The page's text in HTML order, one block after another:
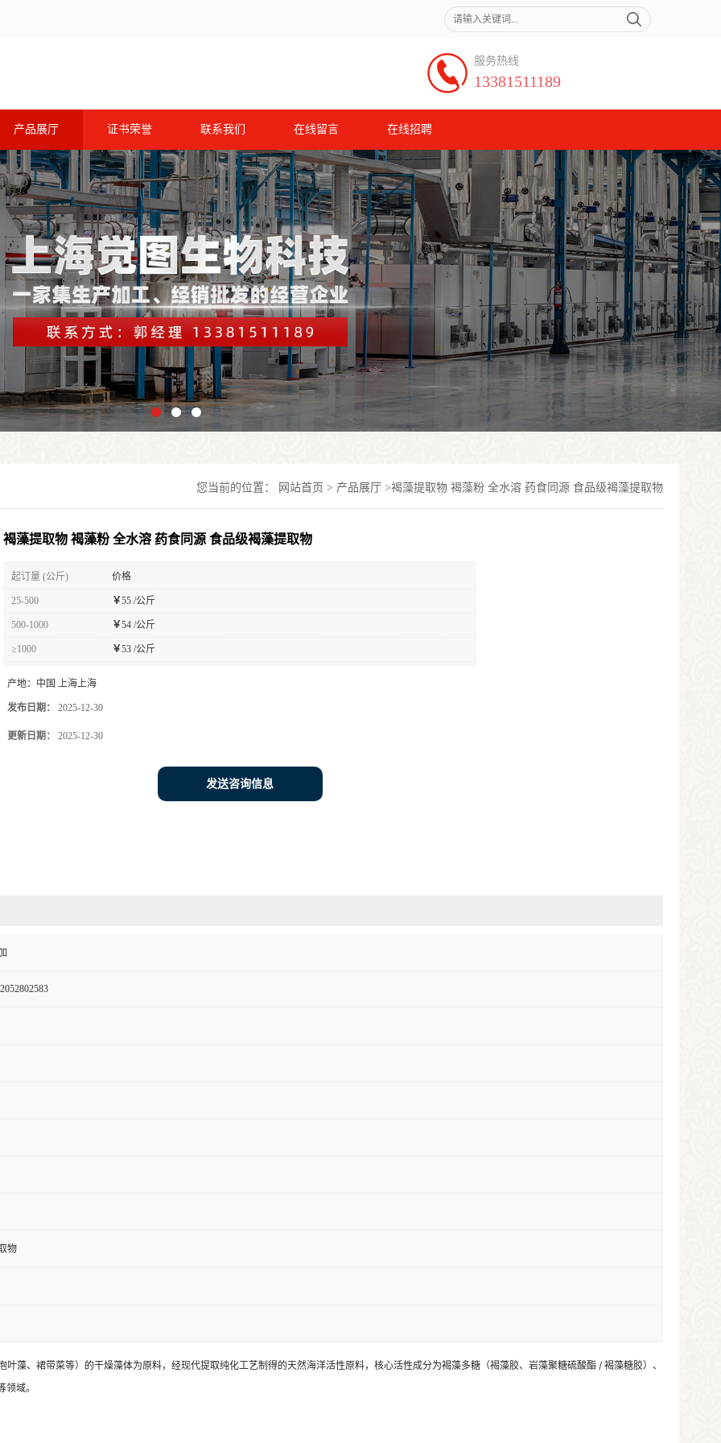
服务热线
13381511189
产品展厅 证书荣誉 联系我们 在线留言 在线招聘
您当前的位置： 网站首页 > 产品展厅 >褐藻提取物 褐藻粉 全水溶 药食同源 食品级褐藻提取物
褐藻提取物 褐藻粉 全水溶 药食同源 食品级褐藻提取物
起订量 (公斤) 价格
25-500 ￥55 /公斤
500-1000 ￥54 /公斤
≥1000 ￥53 /公斤
产地： 中国 上海上海
发布日期： 2025-12-30
更新日期： 2025-12-30
发送咨询信息
物
藻、裙带菜等）的干燥藻体为原料，经现代提取纯化工艺制得的天然海洋活性原料，核心活性成分为褐藻多糖（褐藻胶、岩藻聚糖硫酸酯 / 褐藻糖胶）、
域。